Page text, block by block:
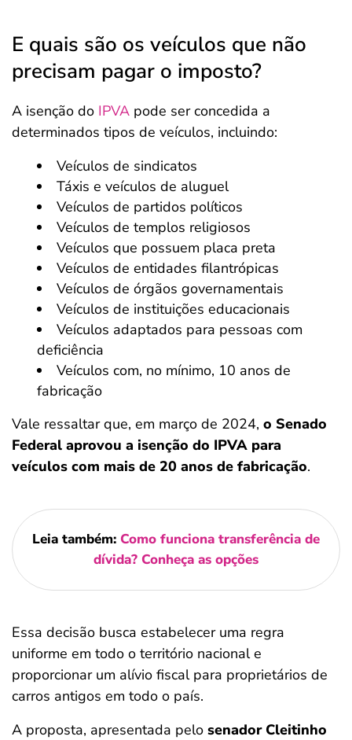
E quais são os veículos que não
precisam pagar o imposto?
A isenção do IPVA pode ser concedida a
determinados tipos de veículos, incluindo:
Veículos de sindicatos
Táxis e veículos de aluguel
Veículos de partidos políticos
Veículos de templos religiosos
Veículos que possuem placa preta
Veículos de entidades filantrópicas
Veículos de órgãos governamentais
Veículos de instituições educacionais
Veículos adaptados para pessoas com
deficiência
Veículos com, no mínimo, 10 anos de
fabricação
Vale ressaltar que, em março de 2024, o Senado
Federal aprovou a isenção do IPVA para
veículos com mais de 20 anos de fabricação.
Leia também: Como funciona transferência de
dívida? Conheça as opções
Essa decisão busca estabelecer uma regra
uniforme em todo o território nacional e
proporcionar um alívio fiscal para proprietários de
carros antigos em todo o país.
A proposta, apresentada pelo senador Cleitinho